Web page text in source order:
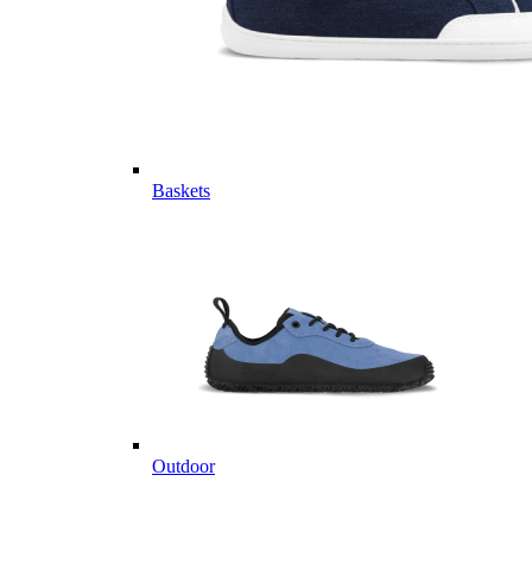
Baskets
Outdoor